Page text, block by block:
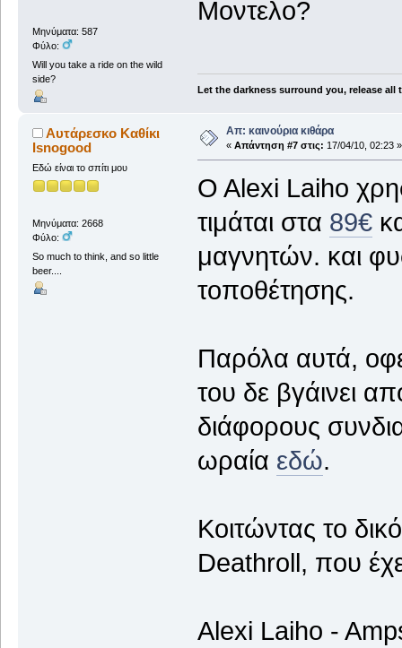
Μηνύματα: 587
Φύλο:
Will you take a ride on the wild
side?
Μοντελο?
Let the darkness surround you, release
Αυτάρεσκο Καθίκι
Isnogood
Εδώ είναι το σπίτι μου
Μηνύματα: 2668
Φύλο:
So much to think, and so little
beer....
Απ: καινούρια κιθάρα
« Απάντηση #7 στις: 17/04/10, 02:23 »
O Alexi Laiho
τιμάται στα 89€
μαγνητών. και
τοποθέτησης.
Παρόλα αυτά,
του δε βγάινει
διάφορους
ωραία εδώ.
Κοιτώντας το
Deathroll, που
Alexi Laiho -